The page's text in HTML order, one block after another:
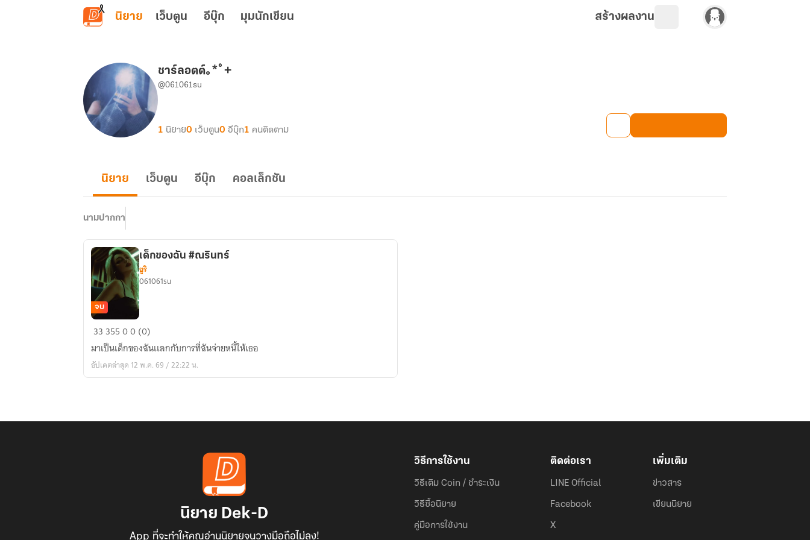
ข้ามไปยังเนื้อหาหลัก
นิยาย เว็บตูน อีบุ๊ก มุมนักเขียน สร้างผลงาน
ชาร์ลอตต์｡⁠*ﾟ⁠+
@061061su
1 นิยาย0 เว็บตูน0 อีบุ๊ก1 คนติดตาม
นิยาย เว็บตูน อีบุ๊ก คอลเล็กชัน
นามปากกา
เด็ก
ของ
ฉัน
#ณ
จบ
เด็กของฉัน #ณรินทร์
ยูริ
061061su
33 35500 (0)
มาเป็นเด็กของฉันเเลกกับการที่ฉันจ่ายหนี้ให้เธอ
อัปเดตล่าสุด 12 พ.ค. 69 / 22:22 น.
นิยาย Dek-D
App ที่จะทำให้คุณอ่านนิยายจนวางมือถือไม่ลง!
วิธีการใช้งาน
วิธีเติม Coin / ชำระเงิน
วิธีซื้อนิยาย
คู่มือการใช้งาน
ติดต่อเรา
LINE Official
Facebook
X
เพิ่มเติม
ข่าวสาร
เขียนนิยาย